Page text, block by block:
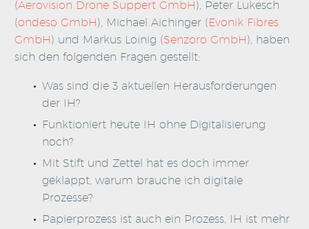
(Aerovision Drone Suppert GmbH), Peter Lukesch
(ondeso GmbH), Michael Aichinger (Evonik Fibres
GmbH) und Markus Loinig (Senzoro GmbH), haben
sich den folgenden Fragen gestellt:
Was sind die 3 aktuellen Herausforderungen
der IH?
Funktioniert heute IH ohne Digitalisierung
noch?
Mit Stift und Zettel hat es doch immer
geklappt, warum brauche ich digitale
Prozesse?
Papierprozess ist auch ein Prozess, IH ist mehr